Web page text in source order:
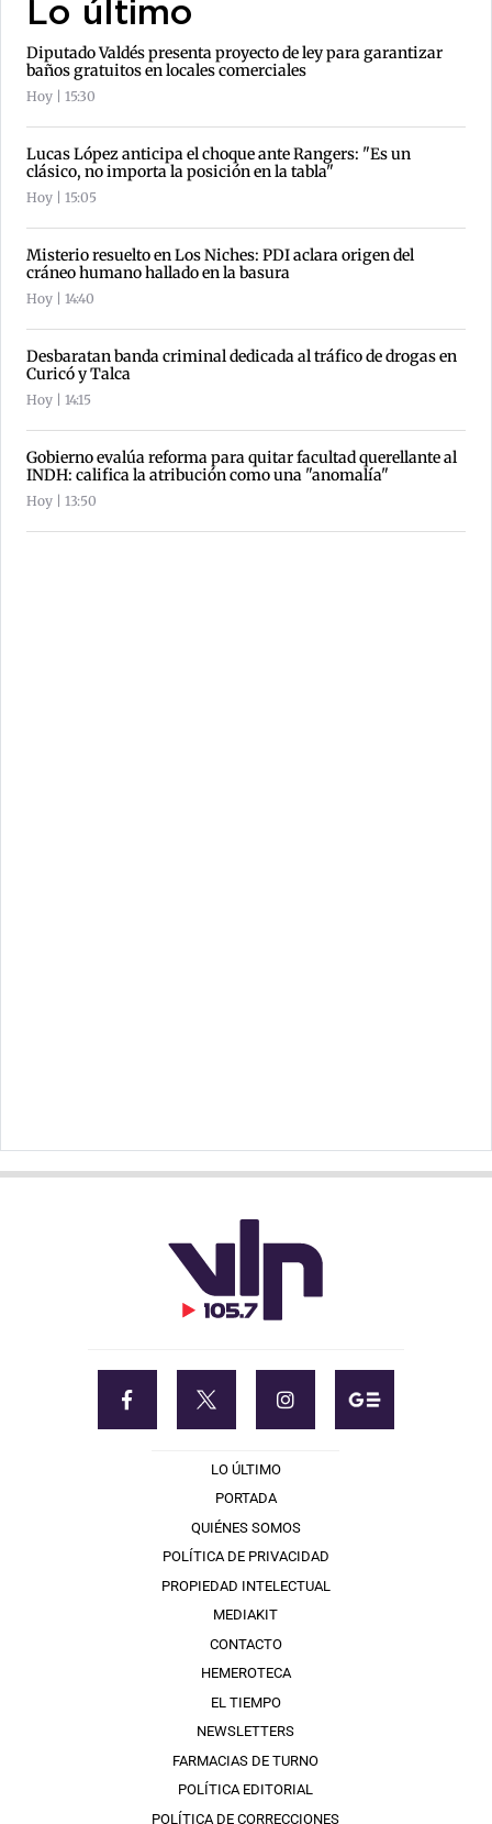
Lo último
Diputado Valdés presenta proyecto de ley para garantizar
baños gratuitos en locales comerciales
Hoy | 15:30
Lucas López anticipa el choque ante Rangers: "Es un
clásico, no importa la posición en la tabla"
Hoy | 15:05
Misterio resuelto en Los Niches: PDI aclara origen del
cráneo humano hallado en la basura
Hoy | 14:40
Desbaratan banda criminal dedicada al tráfico de drogas en
Curicó y Talca
Hoy | 14:15
Gobierno evalúa reforma para quitar facultad querellante al
INDH: califica la atribución como una "anomalía"
Hoy | 13:50
LO ÚLTIMO
PORTADA
QUIÉNES SOMOS
POLÍTICA DE PRIVACIDAD
PROPIEDAD INTELECTUAL
MEDIAKIT
CONTACTO
HEMEROTECA
EL TIEMPO
NEWSLETTERS
FARMACIAS DE TURNO
POLÍTICA EDITORIAL
POLÍTICA DE CORRECCIONES